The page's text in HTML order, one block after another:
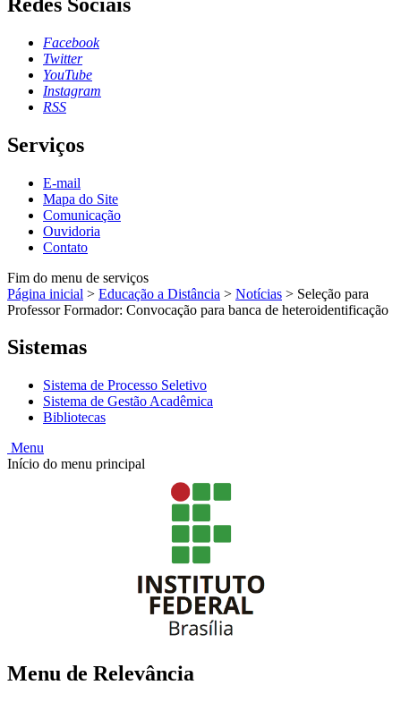
Facebook
Twitter
YouTube
Instagram
RSS
Serviços
E-mail
Mapa do Site
Comunicação
Ouvidoria
Contato
Fim do menu de serviços
Página inicial > Educação a Distância > Notícias > Seleção para
Professor Formador: Convocação para banca de heteroidentificação
Sistemas
Sistema de Processo Seletivo
Sistema de Gestão Acadêmica
Bibliotecas
Menu
Início do menu principal
Menu de Relevância